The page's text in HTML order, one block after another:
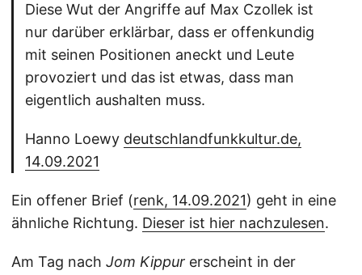
Diese Wut der Angriffe auf Max Czollek ist
nur darüber erklärbar, dass er offenkundig
mit seinen Positionen aneckt und Leute
provoziert und das ist etwas, dass man
eigentlich aushalten muss.
Hanno Loewy deutschlandfunkkultur.de,
14.09.2021
Ein offener Brief (renk, 14.09.2021) geht in eine
ähnliche Richtung. Dieser ist hier nachzulesen.
Am Tag nach Jom Kippur erscheint in der